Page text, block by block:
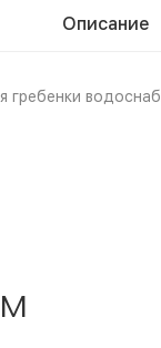
Описание